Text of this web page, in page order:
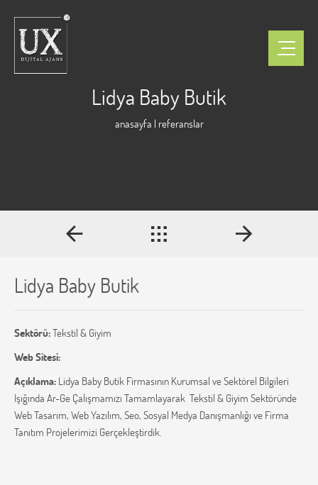
Lidya Baby Butik
anasayfa | referanslar
Lidya Baby Butik
Sektörü:Tekstil & Giyim
Web Sitesi:
Açıklama: Lidya Baby Butik Firmasının Kurumsal ve Sektörel Bilgileri
Işığında Ar-Ge Çalışmamızı Tamamlayarak Tekstil & Giyim Sektöründe
Web Tasarım, Web Yazılım, Seo, Sosyal Medya Danışmanlığı ve Firma
Tanıtım Projelerimizi Gerçekleştirdik.